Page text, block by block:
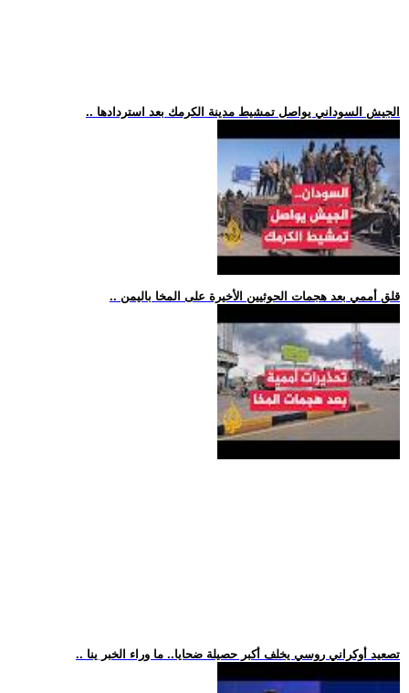
.. الجيش السوداني يواصل تمشيط مدينة الكرمك بعد استردادها
.. قلق أممي بعد هجمات الحوثيين الأخيرة على المخا باليمن
.. تصعيد أوكراني روسي يخلف أكبر حصيلة ضحايا.. ما وراء الخبر ينا